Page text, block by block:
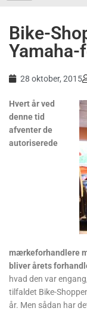
Bike-
28 oktober, 2015
Hvert år ved
denne tid
afventer de
autoriserede
mærkeforhandlere
bliver årets
hvad den var
tilfaldet Bike-
år. Men sådan har